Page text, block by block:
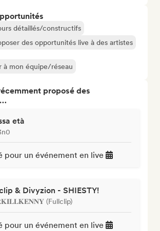
détaillés/constructifs
des opportunités live à des artistes
à mon équipe/réseau
proposé des
età
pour un événement en live
& Divyzion - SHIESTY!
(Fullclip)
pour un événement en live